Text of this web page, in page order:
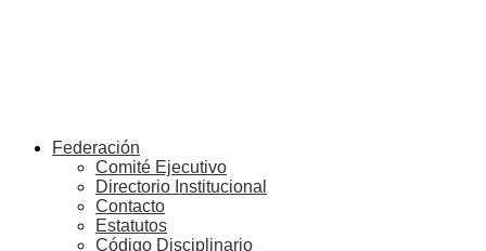
Federación
Comité Ejecutivo
Directorio Institucional
Contacto
Estatutos
Código Disciplinario